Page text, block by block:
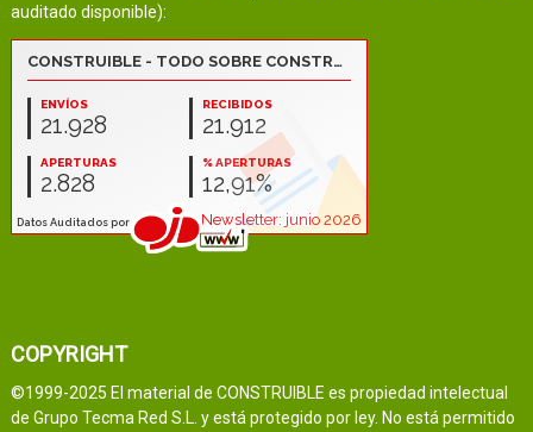
auditado disponible):
COPYRIGHT
©1999-2025 El material de CONSTRUIBLE es propiedad intelectual
de Grupo Tecma Red S.L. y está protegido por ley. No está permitido